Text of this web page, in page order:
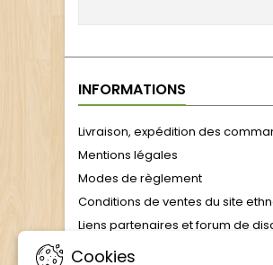
INFORMATIONS
Livraison, expédition des
Mentions légales
Modes de règlement
Conditions de ventes du site
Liens partenaires et forum de
formulaire de rétractation
Cookies